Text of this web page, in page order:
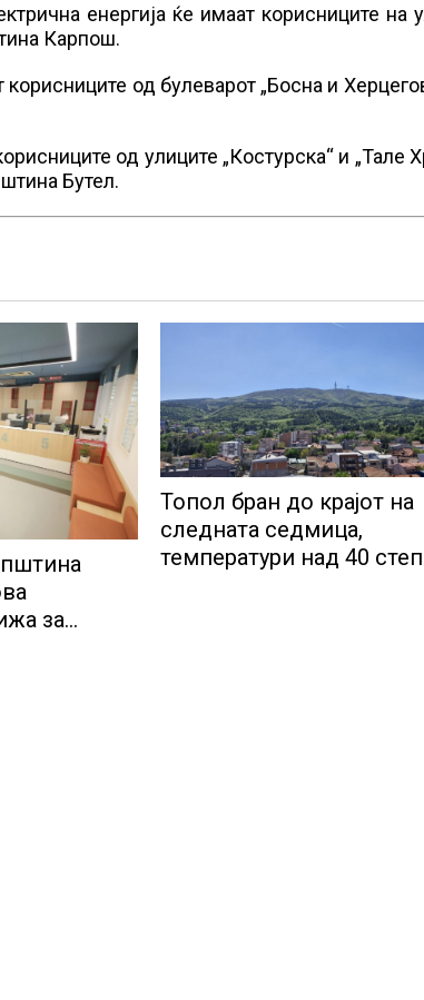
енергија ќе имаат корисниците на
Карпош.
од булеварот „Босна и
од улиците „Костурска“ и „Тале
Бутел.
за
Топол бран до крајот на
следната седмица,
температури над 40